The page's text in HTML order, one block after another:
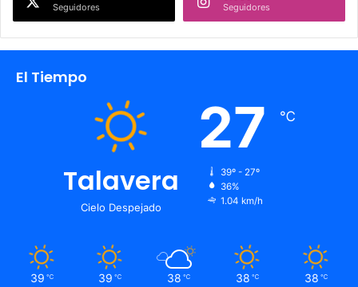
Seguidores Seguidores
El Tiempo
Talavera
Cielo Despejado
27 ℃
39º - 27º
36%
1.04 km/h
39 ℃ 39 ℃ 38 ℃ 38 ℃ 38 ℃